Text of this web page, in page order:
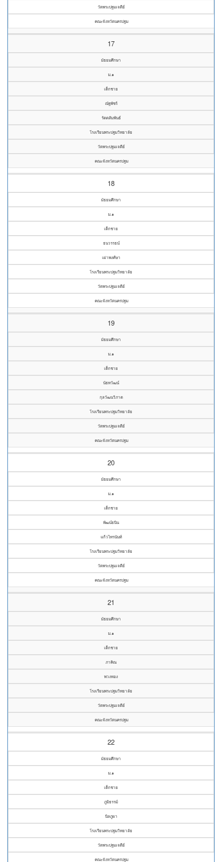
วัดพระปฐมเจดีย์
คณะจังหวัดนครปฐม
17
มัธยมศึกษา
ม.๑
เด็กชาย
ณัฐพัชร์
รัตตสัมพันธ์
โรงเรียนพระปฐมวิทยาลัย
วัดพระปฐมเจดีย์
คณะจังหวัดนครปฐม
18
มัธยมศึกษา
ม.๑
เด็กชาย
ธนวรรธน์
เผ่าพงศ์ษา
โรงเรียนพระปฐมวิทยาลัย
วัดพระปฐมเจดีย์
คณะจังหวัดนครปฐม
19
มัธยมศึกษา
ม.๑
เด็กชาย
นัธทวัฒน์
กุลวัฒนวิภาต
โรงเรียนพระปฐมวิทยาลัย
วัดพระปฐมเจดีย์
คณะจังหวัดนครปฐม
20
มัธยมศึกษา
ม.๑
เด็กชาย
พัฒน์ธนิน
แก้วไทรนันท์
โรงเรียนพระปฐมวิทยาลัย
วัดพระปฐมเจดีย์
คณะจังหวัดนครปฐม
21
มัธยมศึกษา
ม.๑
เด็กชาย
ภาคิณ
พวงทอง
โรงเรียนพระปฐมวิทยาลัย
วัดพระปฐมเจดีย์
คณะจังหวัดนครปฐม
22
มัธยมศึกษา
ม.๑
เด็กชาย
ภูมิธรรม์
นิลภูผา
โรงเรียนพระปฐมวิทยาลัย
วัดพระปฐมเจดีย์
คณะจังหวัดนครปฐม